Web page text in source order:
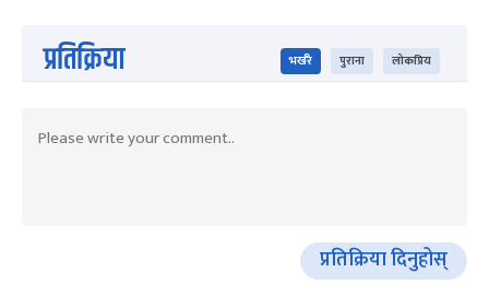
प्रतिक्रिया भर्खरै पुराना लोकप्रिय
प्रतिक्रिया दिनुहोस्